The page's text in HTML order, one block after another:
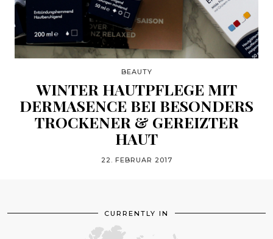
BEAUTY
WINTER HAUTPFLEGE MIT
DERMASENCE BEI BESONDERS
TROCKENER & GEREIZTER
HAUT
22. FEBRUAR 2017
CURRENTLY IN